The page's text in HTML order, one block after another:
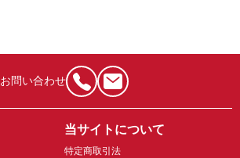
お問い合わせ
当サイトについて
特定商取引法